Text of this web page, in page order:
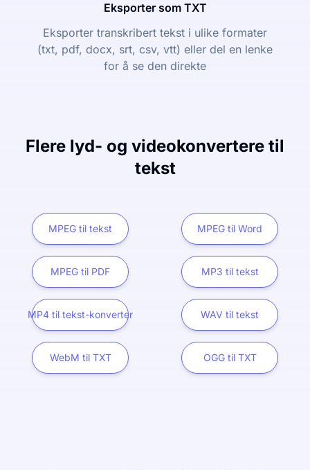
Eksporter som TXT
Eksporter transkribert tekst i ulike formater
(txt, pdf, docx, srt, csv, vtt) eller del en lenke
for å se den direkte
Flere lyd- og videokonvertere til
tekst
MPEG til tekst MPEG til Word
MPEG til PDF MP3 til tekst
MP4 til tekst-konverter WAV til tekst
WebM til TXT OGG til TXT